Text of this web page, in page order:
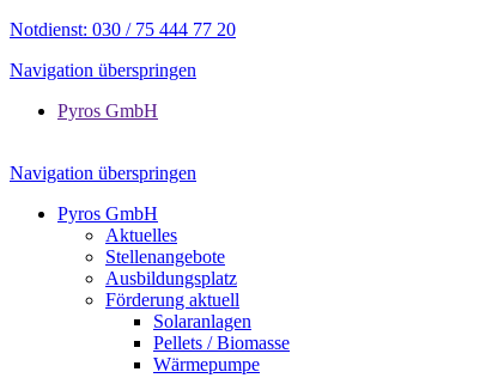
Notdienst: 030 / 75 444 77 20
Navigation überspringen
Pyros GmbH
Navigation überspringen
Pyros GmbH
Aktuelles
Stellenangebote
Ausbildungsplatz
Förderung aktuell
Solaranlagen
Pellets / Biomasse
Wärmepumpe